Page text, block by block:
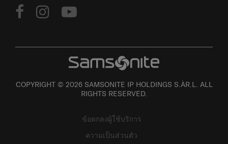
COPYRIGHT © 2026 SAMSONITE IP HOLDINGS S.ÀR.L. ALL
RIGHTS RESERVED.
ข้อตกลงผู้ใช้บริการ
ความเป็นส่วนตัว